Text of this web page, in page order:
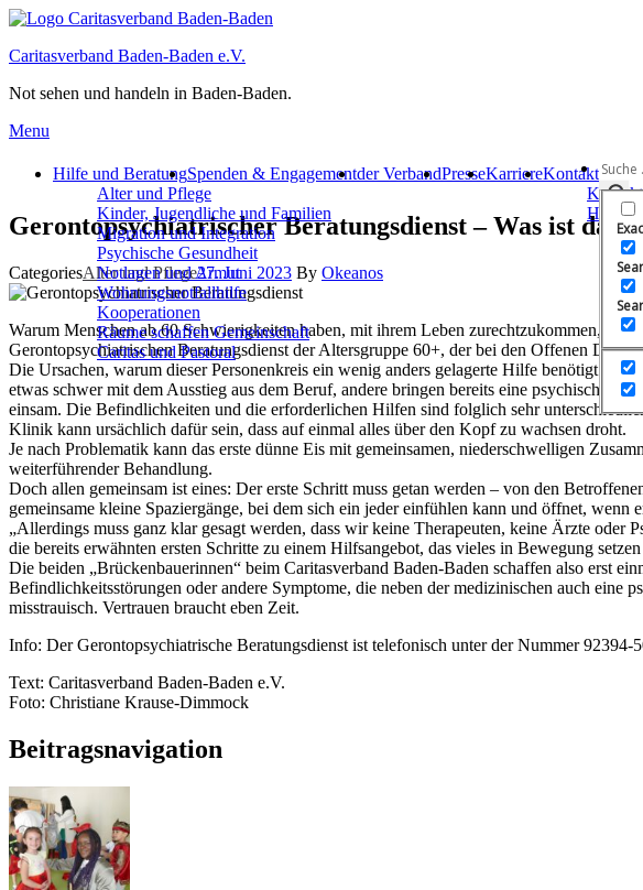
Caritasverband Baden-Baden e.V.
Not sehen und handeln in Baden-Baden.
Menu
Hilfe und Beratung
Alter und Pflege
Kinder, Jugendliche und Familien
Migration und Integration​
Psychische Gesundheit
Notlagen und Armut
Wohnungs­notfallhilfe
Kooperationen
Räume schaffen Gemeinschaft
Caritas und Pastoral
Spenden & Engagementder VerbandPresseKarriereKontakt
Kontakt
Häufige
Gerontopsychiatrischer Beratungsdienst – Was ist das
CategoriesAlter und Pflege27. Juni 2023 By Okeanos
Warum Menschen ab 60 Schwierigkeiten haben, mit ihrem Leben zurechtzukommen, hat
Gerontopsychiatrischen Beratungsdienst der Altersgruppe 60+, der bei den Offenen
Die Ursachen, warum dieser Personenkreis ein wenig anders gelagerte Hilfe benötigt als
etwas schwer mit dem Ausstieg aus dem Beruf, andere bringen bereits eine psychische
einsam. Die Befindlichkeiten und die erforderlichen Hilfen sind folglich sehr
Klinik kann ursächlich dafür sein, dass auf einmal alles über den Kopf zu wachsen droht.
Je nach Problematik kann das erste dünne Eis mit gemeinsamen, niederschwelligen
weiterführender Behandlung.
Doch allen gemeinsam ist eines: Der erste Schritt muss getan werden – von den
gemeinsame kleine Spaziergänge, bei dem sich ein jeder einfühlen kann und öffnet, wenn
„Allerdings muss ganz klar gesagt werden, dass wir keine Therapeuten, keine Ärzte oder
die bereits erwähnten ersten Schritte zu einem Hilfsangebot, das vieles in Bewegung
Die beiden „Brückenbauerinnen“ beim Caritasverband Baden-Baden schaffen also erst
Befindlichkeitsstörungen oder andere Symptome, die neben der medizinischen auch
misstrauisch. Vertrauen braucht eben Zeit.
Info: Der Gerontopsychiatrische Beratungsdienst ist telefonisch unter der Nummer 92394-
Text: Caritasverband Baden-Baden e.V.
Foto: Christiane Krause-Dimmock
Beitragsnavigation